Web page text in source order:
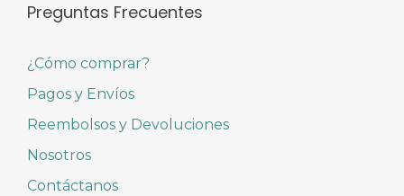
Preguntas Frecuentes
¿Cómo comprar?
Pagos y Envíos
Reembolsos y Devoluciones
Nosotros
Contáctanos